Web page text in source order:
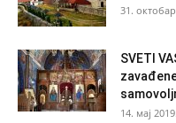
31.
SVETI
14. мај 2019.